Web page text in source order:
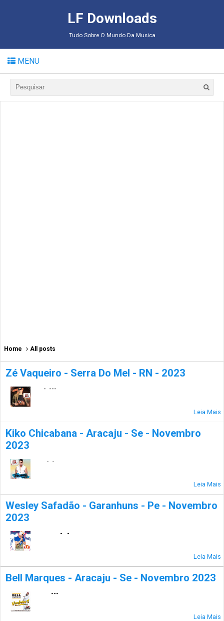
LF Downloads
Tudo Sobre O Mundo Da Musica
MENU
Home All posts
Zé Vaqueiro - Serra Do Mel - RN - 2023
- ---
Leia Mais
Kiko Chicabana - Aracaju - Se - Novembro
2023
- -
Leia Mais
Wesley Safadão - Garanhuns - Pe - Novembro
2023
- -
Leia Mais
Bell Marques - Aracaju - Se - Novembro 2023
---
Leia Mais